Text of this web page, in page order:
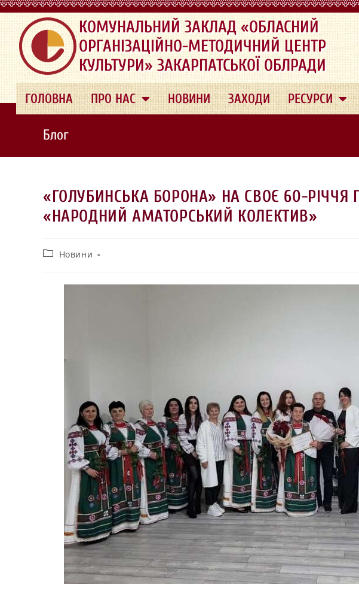
.
КОМУНАЛЬНИЙ ЗАКЛАД «ОБЛАСНИЙ
ОРГАНІЗАЦІЙНО-МЕТОДИЧНИЙ ЦЕНТР
КУЛЬТУРИ» ЗАКАРПАТСЬКОЇ ОБЛРАДИ
ГОЛОВНА ПРО НАС НОВИНИ ЗАХОДИ РЕСУРСИ
Блог
«ГОЛУБИНСЬКА БОРОНА» НА СВОЄ 60-РІЧЧЯ
«НАРОДНИЙ АМАТОРСЬКИЙ КОЛЕКТИВ»
Новини